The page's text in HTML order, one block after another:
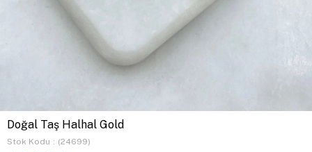
Doğal Taş Halhal Gold
Stok Kodu (24699)